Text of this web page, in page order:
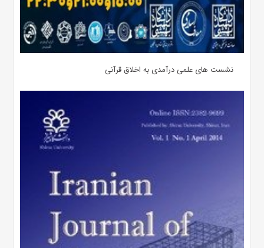
نشست های علمی درآمدی به اخلاق قرآنی